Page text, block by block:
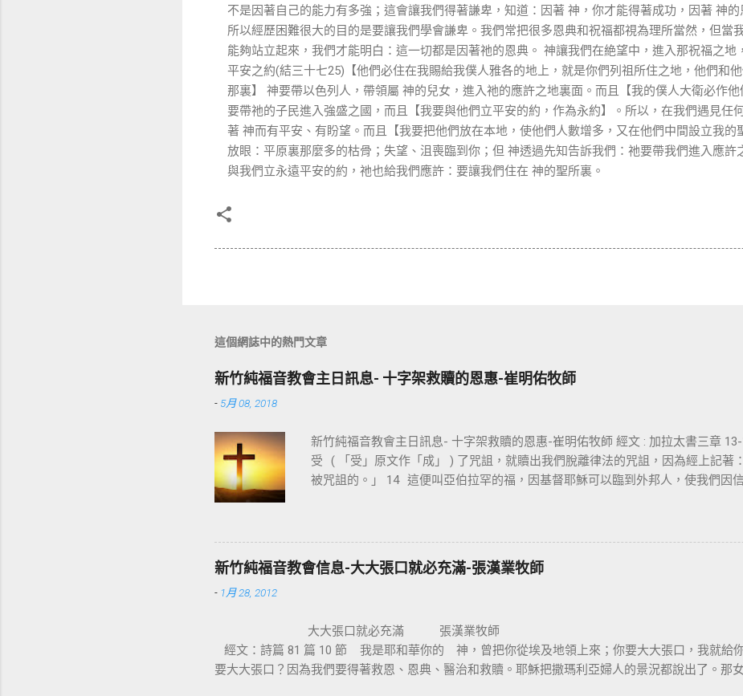
不是因著自己的能力有多強；這會讓我們得著謙卑，知道：因著 神，你才能得著成功，因著 神的
所以經歷困難很大的目的是要讓我們學會謙卑。我們常把很多恩典和祝福都視為理所當然，但當
能夠站立起來，我們才能明白：這一切都是因著祂的恩典。 神讓我們在絶望中，進入那祝福之地
平安之約(結三十七25)
【他們必住在我賜給我僕人雅各的地上，就是你們列祖所住之地，他們和
那裏】
神要帶以色列人，帶領屬 神的兒女，進入祂的應許之地裏面。而且【我的僕人大衛必作他
要帶祂的子民進入強盛之國，而且【我要與他們立平安的約，作為永約】。所以，在我們遇見任
著 神而有平安、有盼望。而且【我要把他們放在本地，使他們人數增多，又在他們中間設立我的
放眼：平原裏那麼多的枯骨；失望、沮喪臨到你；但 神透過先知告訴我們：祂要帶我們進入應許
與我們立永遠平安的約，祂也給我們應許：要讓我們住在 神的聖所裏。
這個網誌中的熱門文章
新竹純福音教會主日訊息- 十字架救贖的恩惠-崔明佑牧師
- 5月 08, 2018
新竹純福音教會主日訊息- 十字架救贖的恩惠-崔明佑牧師 經文 : 加拉太書三章
受 ( 「受」原文作「成」 ) 了咒詛，就贖出我們脫離律法的咒詛，因為經上記著
被咒詛的。」 14 這便叫亞伯拉罕的福，因基督耶穌可以臨到外邦人，使我們因信
穌。使徒保羅對哥林多的教會說：我不以我的智慧言語來傳講神的福音，我立定
神的能力，我們是因耶穌基督成為新造的人。 林後 5:17 若有人在基督裡，他就是
都變成新的了。 在基督裡成為新造的人有兩個意義：一是修理舊的，使它能像新
架也成為愛與犧牲的象徵。 一個真正體會耶穌基督救贖恩典的人，才能樂意感
們的十字架，耶穌在十字架上給我們什麼恩典呢 ? 一、從律法中得釋放 ：耶穌
血，讓我們從律法的綑綁中得釋放，沒有罪的耶穌為有罪的我們，流出寶血救贖
新竹純福音教會信息-大大張口就必充滿-張漢業牧師
- 1月 28, 2012
大大張口就必充滿 張漢
經文：詩篇 81 篇 10 節 我是耶和華你的 神，曾把你從埃及地領上來；你要大大張口，我就給
要大大張口？因為我們要得著救恩、恩典、醫治和救贖。耶穌把撒瑪利亞婦人的景況都說出了。那